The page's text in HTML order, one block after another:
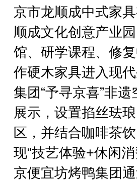
京市龙顺成中式家
顺成文化创意产业
馆、研学课程、修
作硬木家具进入现
集团“予寻京喜”非
展示，设置掐丝珐
区，并结合咖啡茶
现“技艺体验+休闲
京便宜坊烤鸭集团